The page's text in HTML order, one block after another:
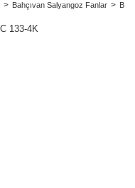
Bahçıvan Salyangoz Fanlar